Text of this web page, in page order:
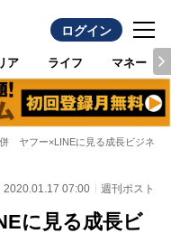
ログイン
ア ライフ マネー
ヤフー×LINEに見る成長ビジネス
2020.01.17 07:00 週刊ポスト
に見る成長ビ